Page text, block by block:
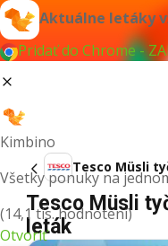
Aktuálne letáky
Pridať do Chrome -
Kimbino
Všetky ponuky na
(14,1 tis. hodnotení)
Otvoriť
Tesco Müsli
Tesco Müsli
leták